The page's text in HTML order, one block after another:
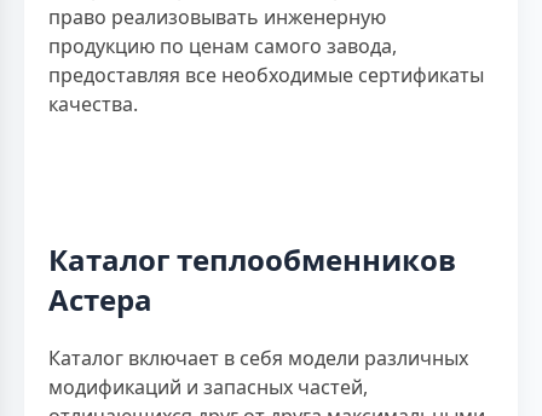
право реализовывать инженерную
продукцию по ценам самого завода,
предоставляя все необходимые сертификаты
качества.
Каталог теплообменников
Астера
Каталог включает в себя модели различных
модификаций и запасных частей,